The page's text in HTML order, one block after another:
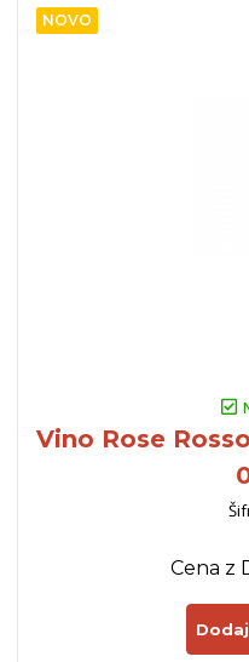
NOVO
Vino Rose
Cena z